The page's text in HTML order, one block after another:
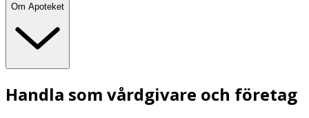
Om Apoteket
Handla som vårdgivare och företag